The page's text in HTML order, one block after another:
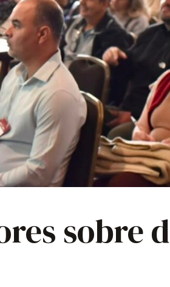
sobre